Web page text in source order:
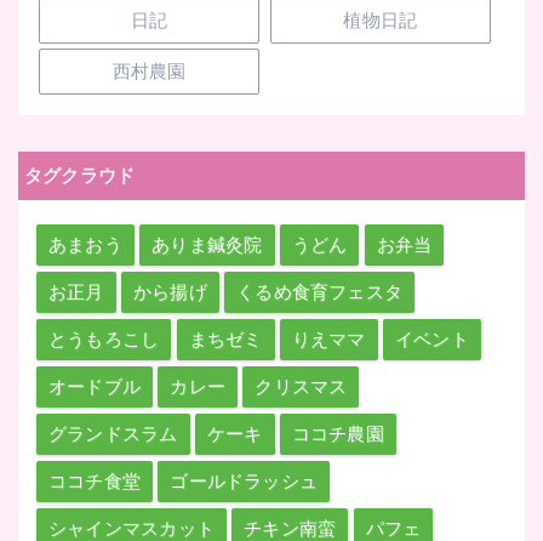
日記 植物日記
西村農園
タグクラウド
あまおう ありま鍼灸院 うどん お弁当
お正月 から揚げ くるめ食育フェスタ
とうもろこし まちゼミ りえママ イベント
オードブル カレー クリスマス
グランドスラム ケーキ ココチ農園
ココチ食堂 ゴールドラッシュ
シャインマスカット チキン南蛮 パフェ